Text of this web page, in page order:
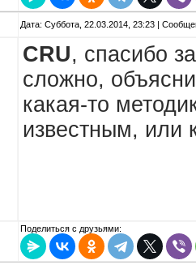
Дата: Суббота, 22.03.2014, 23:23 |
CRU, спасибо
сложно,
какая-то
известным, или
Поделиться с друзьями: